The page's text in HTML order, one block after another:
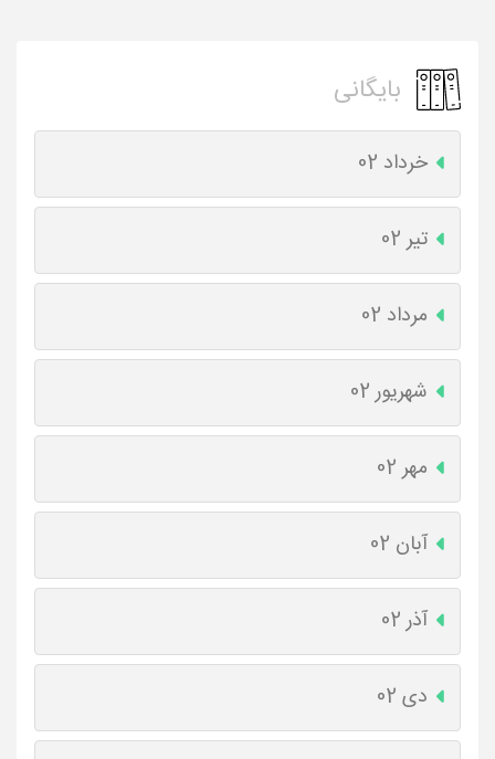
بایگانی
خرداد 02
تیر 02
مرداد 02
شهریور 02
مهر 02
آبان 02
آذر 02
دی 02